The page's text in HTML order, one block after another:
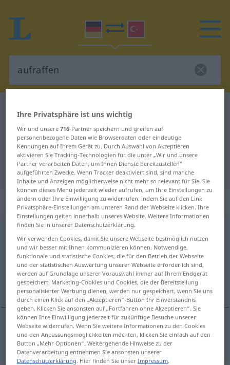
Deutsch-Türkisch Übersetzung für
"aufraffen"
"aufraffen" Türkisch Übersetzung
„aufraffen“: transitives Verb
aufraffenv/t <-ge- ;h.>
Übersicht aller Übersetzungen
(Für mehr Details die Übersetzung anklicken/antippen)
kaldırmak, sıvamak
kaldırmak,sıvamak aufraffenRock
Ihre Privatsphäre ist uns wichtig
Wir und unsere716-Partner speichern und greifen auf
personenbezogene Daten wie Browserdaten oder eindeutige
Kennungen auf Ihrem Gerät zu. Durch Auswahl von Akzeptieren
aktivieren Sie Tracking-Technologien für die unter „Wir und unsere
Partner verarbeiten Daten, um Ihnen Dienste bereitzustellen“
aufgeführten Zwecke. Wenn Tracker deaktiviert sind, sind manche
Inhalte und Anzeigen möglicherweise nicht mehr so relevant für Sie. Sie
können dieses Menü jederzeit wieder aufrufen, um Ihre Einstellungen zu
ändern oder Ihre Einwilligung zu widerrufen, indem Sie auf den Link
Privatsphäre-Einstellungen am unteren Rand der Webseite klicken. Ihre
Einstellungen gelten innerhalb unseres Website. Weitere Informationen
finden Sie in unserer Datenschutzerklärung.
Wir verwenden Cookies, damit Sie unsere Webseite bestmöglich nutzen
und wir besser mit Ihnen kommunizieren können. Notwendige,
funktionale und statistische Cookies, die für den Betrieb der Webseite
und der statistischen Auswertung unserer Webseite erforderlich sind,
werden auf Grundlage unserer Vorauswahl immer auf Ihrem Endgerät
gespeichert. Marketing-Cookies und Cookies, die der Bereitstellung
personalisierter Werbung dienen, werden nur gespeichert, wenn Sie uns
durch einen Klick auf den „Akzeptieren“-Button Ihr Einverständnis
geben. Klicken Sie ansonsten auf „Fortfahren ohne Akzeptieren“. Sie
können Ihre Einwilligung jederzeit für zukünftige Besuche unserer
Webseite widerrufen. Wenn Sie weitere Informationen zu den Cookies
und den Anpassungsmöglichkeiten möchten, klicken Sie einfach auf den
Button „Mehr Optionen“. Weitergehende Hinweise zu der
Datenverarbeitung entnehmen Sie ansonsten unserer
Datenschutzerklärung. Hier finden Sie unserImpressum.